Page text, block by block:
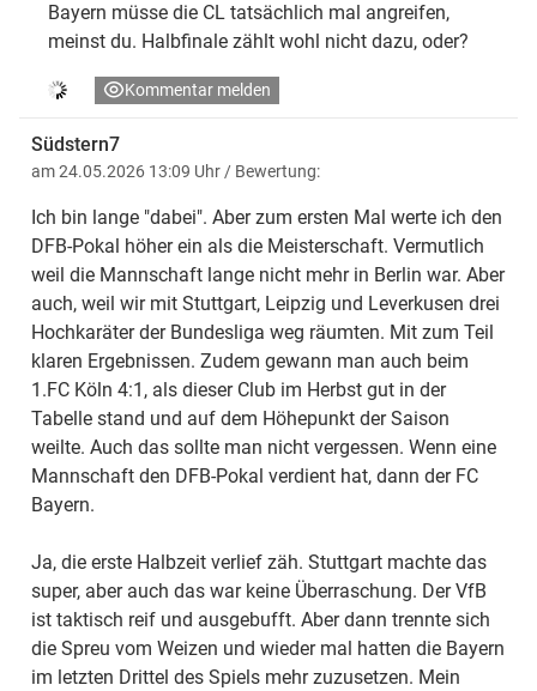
Bayern müsse die CL tatsächlich mal angreifen,
meinst du. Halbfinale zählt wohl nicht dazu, oder?
Kommentar melden
Südstern7
am 24.05.2026 13:09 Uhr / Bewertung:
Ich bin lange "dabei". Aber zum ersten Mal werte ich den
DFB-Pokal höher ein als die Meisterschaft. Vermutlich
weil die Mannschaft lange nicht mehr in Berlin war. Aber
auch, weil wir mit Stuttgart, Leipzig und Leverkusen drei
Hochkaräter der Bundesliga weg räumten. Mit zum Teil
klaren Ergebnissen. Zudem gewann man auch beim
1.FC Köln 4:1, als dieser Club im Herbst gut in der
Tabelle stand und auf dem Höhepunkt der Saison
weilte. Auch das sollte man nicht vergessen. Wenn eine
Mannschaft den DFB-Pokal verdient hat, dann der FC
Bayern.
Ja, die erste Halbzeit verlief zäh. Stuttgart machte das
super, aber auch das war keine Überraschung. Der VfB
ist taktisch reif und ausgebufft. Aber dann trennte sich
die Spreu vom Weizen und wieder mal hatten die Bayern
im letzten Drittel des Spiels mehr zuzusetzen. Mein